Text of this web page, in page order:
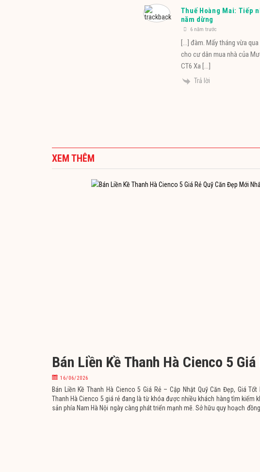
Thuế Hoàng Mai: Tiếp
năm dừng
6 năm trước
[…] đàm. Mấy tháng vừa
cho cư dân mua nhà của
CT6 Xa […]
Trả lời
XEM THÊM
Bán Liền Kề Thanh Hà Cienco 5 Giá
16/06/2026
Bán Liền Kề Thanh Hà Cienco 5 Giá Rẻ – Cập Nhật Quỹ Căn Đẹp, Giá
Thanh Hà Cienco 5 giá rẻ đang là từ khóa được nhiều khách hàng tìm kiếm
sản phía Nam Hà Nội ngày càng phát triển mạnh mẽ. Sở hữu quy hoạch đồng